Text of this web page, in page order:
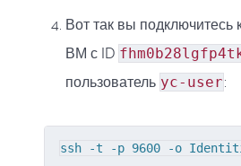
Вот так вы подключитесь
ВМ с ID
пользователь yc-user:
ssh -t -p 9600 -o